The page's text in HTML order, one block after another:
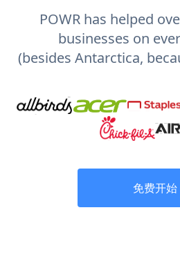
POWR has helped
businesses on
(besides Antarctica,
免费开始